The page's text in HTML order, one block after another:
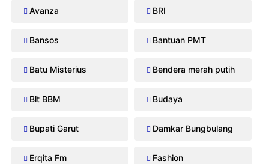
Avanza BRI
Bansos Bantuan PMT
Batu Misterius Bendera merah putih
Blt BBM Budaya
Bupati Garut Damkar Bungbulang
Erqita Fm Fashion